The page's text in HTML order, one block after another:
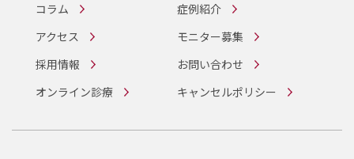
コラム
症例紹介
アクセス
モニター募集
採用情報
お問い合わせ
オンライン診療
キャンセルポリシー